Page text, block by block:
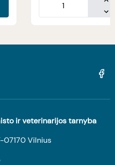
ir veterinarijos tarnyba
07170 Vilnius